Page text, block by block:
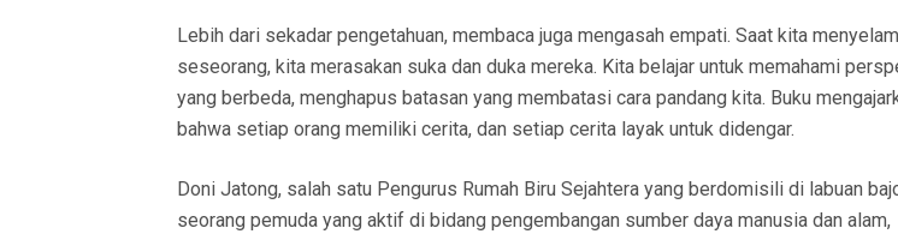
Lebih dari sekadar pengetahuan, membaca juga mengasah empati. Saat kita
seseorang, kita merasakan suka dan duka mereka. Kita belajar untuk memahami
yang berbeda, menghapus batasan yang membatasi cara pandang kita. Buku
bahwa setiap orang memiliki cerita, dan setiap cerita layak untuk didengar.
Doni Jatong, salah satu Pengurus Rumah Biru Sejahtera yang berdomisili di labuan
seorang pemuda yang aktif di bidang pengembangan sumber daya manusia dan alam,